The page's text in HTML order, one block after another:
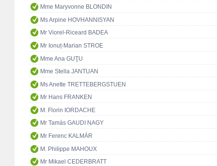
Mme Maryvonne BLONDIN
Ms Arpine HOVHANNISYAN
Mr Viorel-Riceard BADEA
Mr Ionuț-Marian STROE
Mme Ana GUŢU
Mme Stella JANTUAN
Ms Anette TRETTEBERGSTUEN
Mr Hans FRANKEN
M. Florin IORDACHE
Mr Tamás GAUDI NAGY
Mr Ferenc KALMÁR
M. Philippe MAHOUX
Mr Mikael CEDERBRATT